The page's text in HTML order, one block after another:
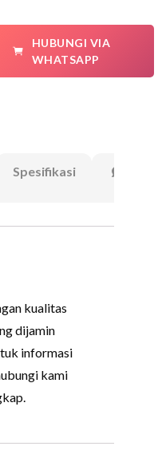
HUBUNGI VIA
WHATSAPP
Spesifikasi
kualitas
dijamin
informasi
kami